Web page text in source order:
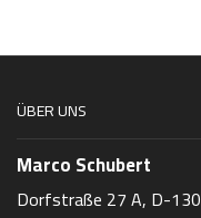
ÜBER UNS
Marco Schubert
Dorfstraße 27 A, D-